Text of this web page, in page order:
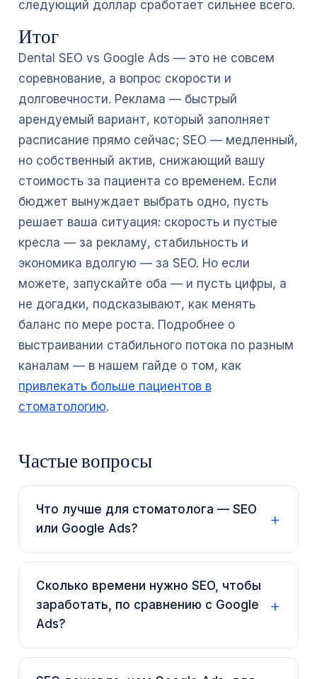
следующий доллар сработает сильнее всего.
Итог
Dental SEO vs Google Ads — это не совсем
соревнование, а вопрос скорости и
долговечности. Реклама — быстрый
арендуемый вариант, который заполняет
расписание прямо сейчас; SEO — медленный,
но собственный актив, снижающий вашу
стоимость за пациента со временем. Если
бюджет вынуждает выбрать одно, пусть
решает ваша ситуация: скорость и пустые
кресла — за рекламу, стабильность и
экономика вдолгую — за SEO. Но если
можете, запускайте оба — и пусть цифры, а
не догадки, подсказывают, как менять
баланс по мере роста. Подробнее о
выстраивании стабильного потока по разным
каналам — в нашем гайде о том, как
привлекать больше пациентов в
стоматологию.
Частые вопросы
Что лучше для стоматолога — SEO
или Google Ads?
Сколько времени нужно SEO, чтобы
заработать, по сравнению с Google
Ads?